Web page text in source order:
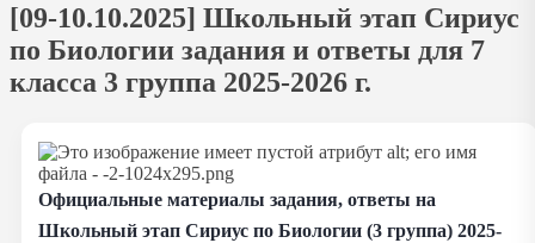
[09-10.10.2025] Школьный этап Сириус
по Биологии задания и ответы для 7
класса 3 группа 2025-2026 г.
Официальные материалы задания, ответы на
Школьный этап Сириус по Биологии (3 группа) 2025-